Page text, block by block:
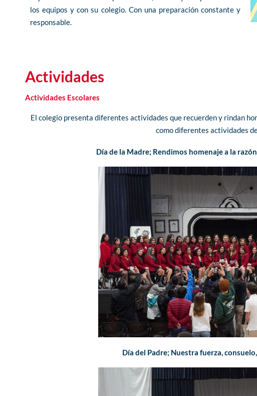
los equipos y con su colegio. Con una preparación constante y
responsable.
Actividades
Actividades Escolares
El colegio presenta diferentes actividades que recuerden y rindan
como diferentes actividades
Día de la Madre; Rendimos homenaje a la
Día del Padre; Nuestra fuerza,